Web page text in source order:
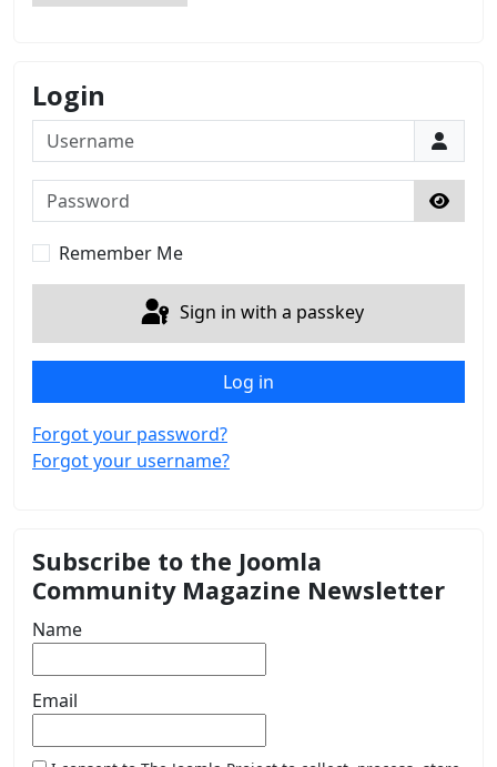
Login
Username
Password
Show
Remember Me
Sign in with a passkey
Log in
Forgot your password?
Forgot your username?
Subscribe to the Joomla
Community Magazine Newsletter
Name
Email